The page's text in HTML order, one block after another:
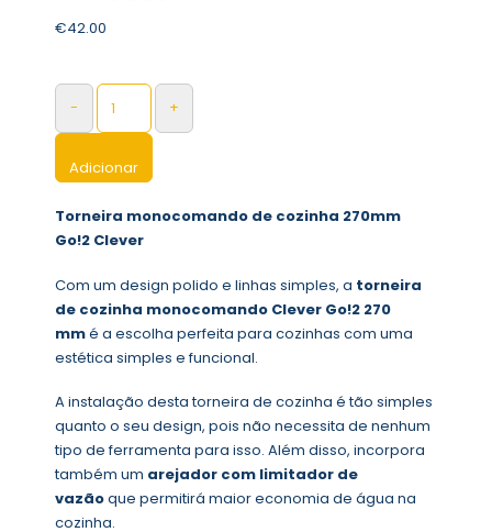
€42.00
- +
Adicionar
Torneira monocomando de cozinha 270mm
Go!2 Clever
Com um design polido e linhas simples, a torneira
de cozinha monocomando Clever Go!2 270
mmé a escolha perfeita para cozinhas com uma
estética simples e funcional.
A instalação desta torneira de cozinha é tão simples
quanto o seu design, pois não necessita de nenhum
tipo de ferramenta para isso. Além disso, incorpora
também um arejador com limitador de
vazãoque permitirá maior economia de água na
cozinha.